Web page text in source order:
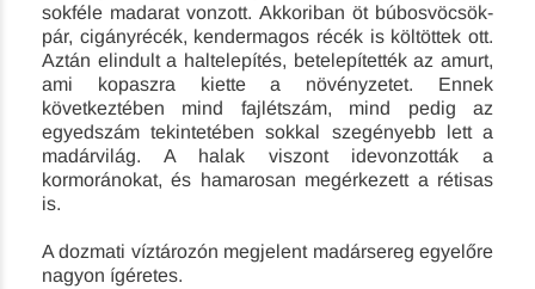
sokféle madarat vonzott. Akkoriban öt búbosvöcsök-
pár, cigányrécék, kendermagos récék is költöttek ott.
Aztán elindult a haltelepítés, betelepítették az amurt,
ami kopaszra kiette a növényzetet. Ennek
következtében mind fajlétszám, mind pedig az
egyedszám tekintetében sokkal szegényebb lett a
madárvilág. A halak viszont idevonzották a
kormoránokat, és hamarosan megérkezett a réti­sas
is.
A dozmati víztározón megjelent madársereg egyelőre
nagyon ígéretes.